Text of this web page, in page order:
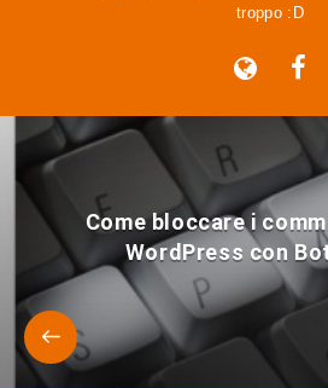
troppo :D
Come bloccare i
WordPress con